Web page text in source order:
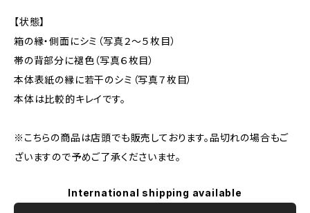
【状態】
箱の縁・側面にシミ（写真２～５枚目）
帯の背部分に褪色（写真６枚目）
本体表紙の縁に若干のシミ（写真７枚目）
本体は比較的キレイです。
※こちらの商品は店頭でも販売しております。品切れの場合もご
ざいますので予めご了承くださいませ。
International shipping available